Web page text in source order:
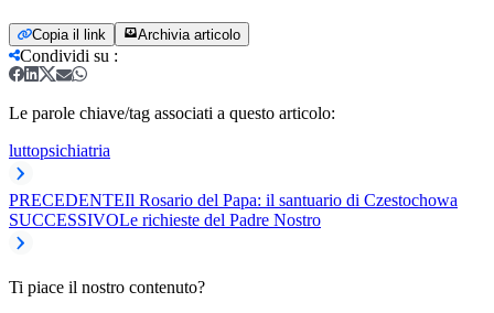
Copia il link Archivia articolo
Condividi su :
Le parole chiave/tag associati a questo articolo:
luttopsichiatria
PRECEDENTEIl Rosario del Papa: il santuario di Czestochowa
SUCCESSIVOLe richieste del Padre Nostro
Ti piace il nostro contenuto?